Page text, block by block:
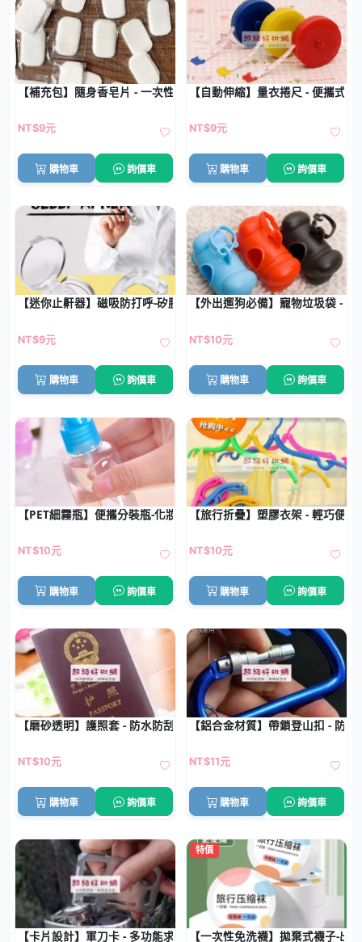
【補充包】隨身香皂片 - 一次性肥皂替換裝 (20片)
NT$9元
購物車 詢價車
【自動伸縮】量衣捲尺 - 便攜式服
NT$9元
購物車 詢價車
【迷你止鼾器】磁吸防打呼-矽膠睡眠改善神器
NT$9元
購物車 詢價車
【外出遛狗必備】寵物垃圾袋 -
NT$10元
購物車 詢價車
【PET細霧瓶】便攜分裝瓶-化妝品旅行瓶
NT$10元
購物車 詢價車
【旅行折疊】塑膠衣架 - 輕巧便
NT$10元
購物車 詢價車
【磨砂透明】護照套 - 防水防刮保護套
NT$10元
購物車 詢價車
【鋁合金材質】帶鎖登山扣 - 防盜
NT$11元
購物車 詢價車
【卡片設計】軍刀卡 - 多功能求生工具
特價
【一次性免洗襪】拋棄式襪子-出